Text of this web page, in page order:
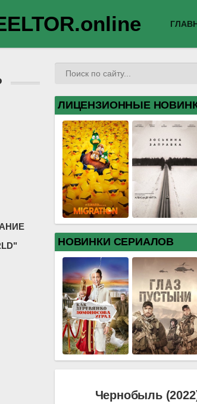
ЛИЦЕНЗИОННЫЕ
НОВИНКИ СЕРИАЛОВ
Чернобыль